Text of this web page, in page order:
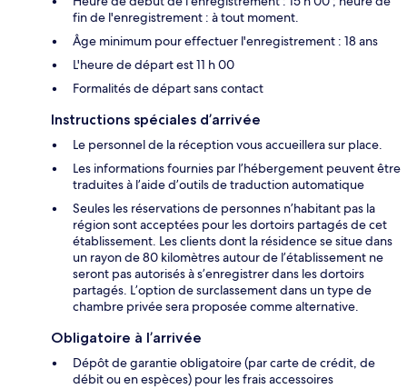
fin de l'enregistrement : à tout moment.
Âge minimum pour effectuer l'enregistrement : 18 ans
L'heure de départ est 11 h 00
Formalités de départ sans contact
Instructions spéciales d’arrivée
Le personnel de la réception vous accueillera sur place.
Les informations fournies par l’hébergement peuvent être
traduites à l’aide d’outils de traduction automatique
Seules les réservations de personnes n’habitant pas la
région sont acceptées pour les dortoirs partagés de cet
établissement. Les clients dont la résidence se situe dans
un rayon de 80 kilomètres autour de l’établissement ne
seront pas autorisés à s’enregistrer dans les dortoirs
partagés. L’option de surclassement dans un type de
chambre privée sera proposée comme alternative.
Obligatoire à l’arrivée
Dépôt de garantie obligatoire (par carte de crédit, de
débit ou en espèces) pour les frais accessoires